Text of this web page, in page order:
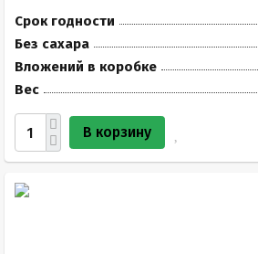
Срок годности
Без сахара
Вложений в коробке
Вес
В корзину